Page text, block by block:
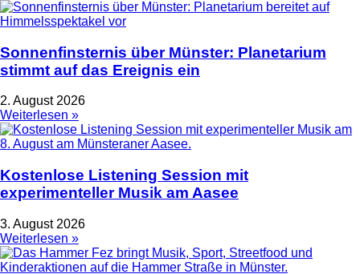
Sonnenfinsternis über Münster: Planetarium
stimmt auf das Ereignis ein
2. August 2026
Weiterlesen »
Kostenlose Listening Session mit
experimenteller Musik am Aasee
3. August 2026
Weiterlesen »